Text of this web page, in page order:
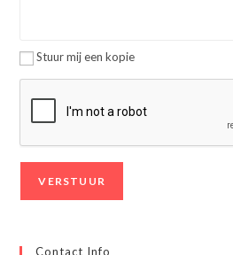
Stuur mij een kopie
Contact Info